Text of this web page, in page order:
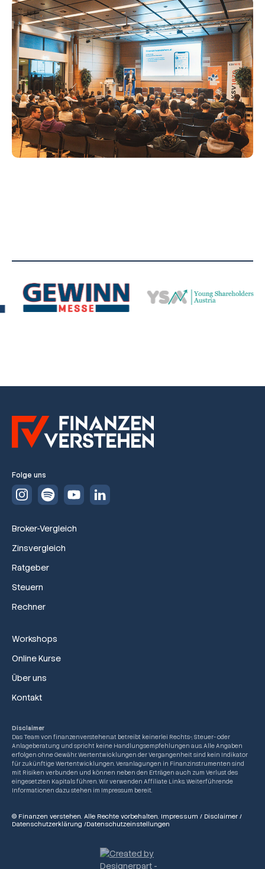
Folge uns
Broker-Vergleich
Zinsvergleich
Ratgeber
Steuern
Rechner
Workshops
Online Kurse
Über uns
Kontakt
Disclaimer
Das Team von finanzenverstehen.at betreibt keinerlei Rechts-, Steuer- oder
Anlageberatung und spricht keine Handlungsempfehlungen aus. Alle Angaben
erfolgen ohne Gewähr. Wertentwicklungen der Vergangenheit sind kein Indikator
für zukünftige Wertentwicklungen. Veranlagungen in Finanzinstrumenten sind
mit Risiken verbunden und können neben den Erträgen auch zum Verlust des
eingesetzten Kapitals führen. Wir verwenden Affiliate Links. Weiterführende
Informationen dazu stehen im Impressum bereit.
© Finanzen verstehen. Alle Rechte vorbehalten. Impressum / Disclaimer /
Datenschutzerklärung /Datenschutzeinstellungen